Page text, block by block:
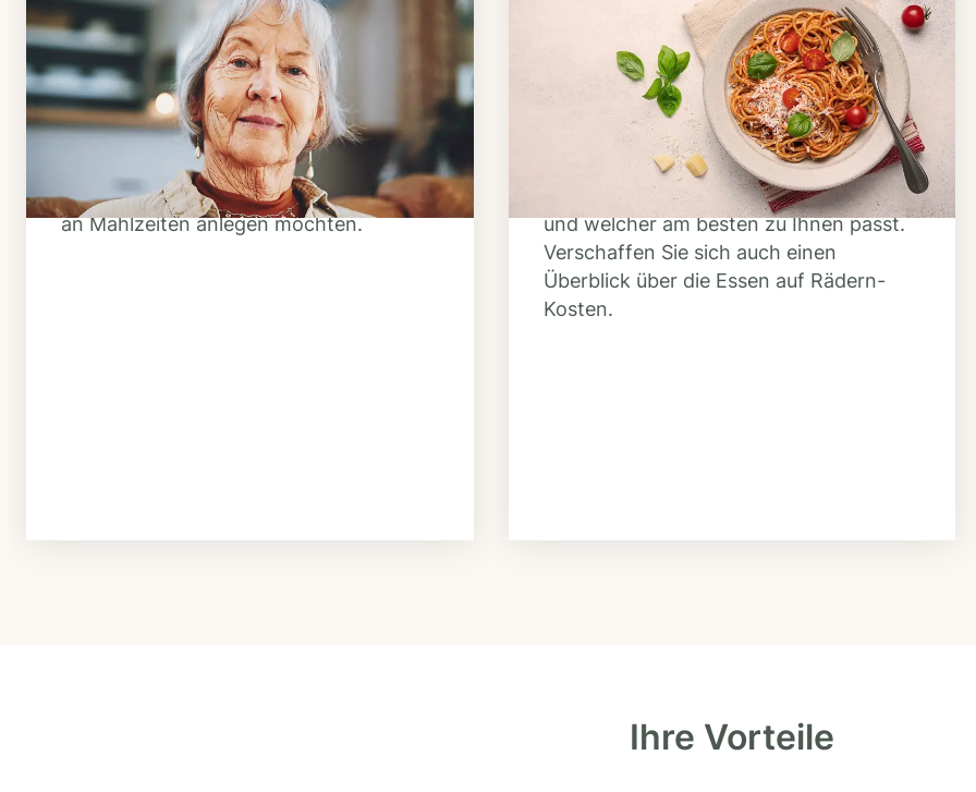
Schritt 1
Klarheit schaffen
Überlegen Sie, ob Ihnen das Essen
täglich verzehrfertig geliefert werden
soll oder Sie sich einen Tiefkühl-Vorrat
an Mahlzeiten anlegen möchten.
Schritt 2
Anbieter finden
Nutzen Sie unsere große Mahlzeiten-
Dienst-Suche, um herauszufinden,
welche Anbieter es in Ihrer Region gibt
und welcher am besten zu Ihnen passt.
Verschaffen Sie sich auch einen
Überblick über die Essen auf Rädern-
Kosten.
Ihre Vorteile